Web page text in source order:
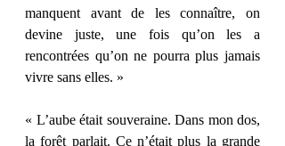
manquent avant de les connaître, on
devine juste, une fois qu’on les a
rencontrées qu’on ne pourra plus jamais
vivre sans elles. »
« L’aube était souveraine. Dans mon dos,
la forêt parlait. Ce n’était plus la grande